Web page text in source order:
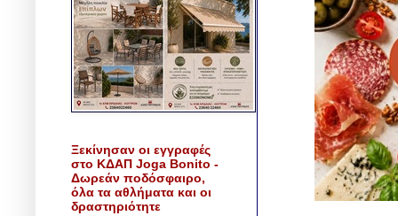
Ξεκίνησαν οι εγγραφές
στο ΚΔΑΠ Joga Bonito -
Δωρεάν ποδόσφαιρο,
όλα τα αθλήματα και οι
δραστηριότητε